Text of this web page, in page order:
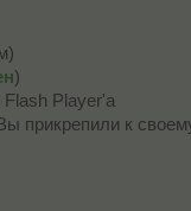
)
Player'a
прикрепили к